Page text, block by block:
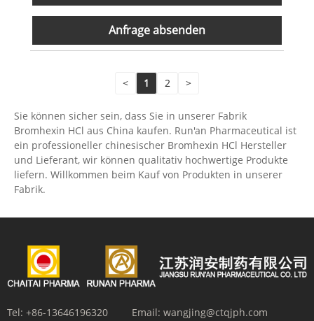
Anfrage absenden
< 1 2 >
Sie können sicher sein, dass Sie in unserer Fabrik
Bromhexin HCl aus China kaufen. Run'an Pharmaceutical ist
ein professioneller chinesischer Bromhexin HCl Hersteller
und Lieferant, wir können qualitativ hochwertige Produkte
liefern. Willkommen beim Kauf von Produkten in unserer
Fabrik.
Tel: +86-13646196320 Email: wangjing@ctqjph.com